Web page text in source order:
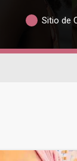
Sitio de